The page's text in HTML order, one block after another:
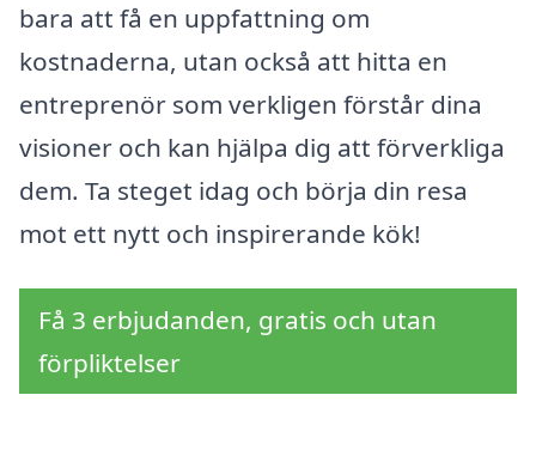
bara att få en uppfattning om
kostnaderna, utan också att hitta en
entreprenör som verkligen förstår dina
visioner och kan hjälpa dig att förverkliga
dem. Ta steget idag och börja din resa
mot ett nytt och inspirerande kök!
Få 3 erbjudanden, gratis och utan
förpliktelser